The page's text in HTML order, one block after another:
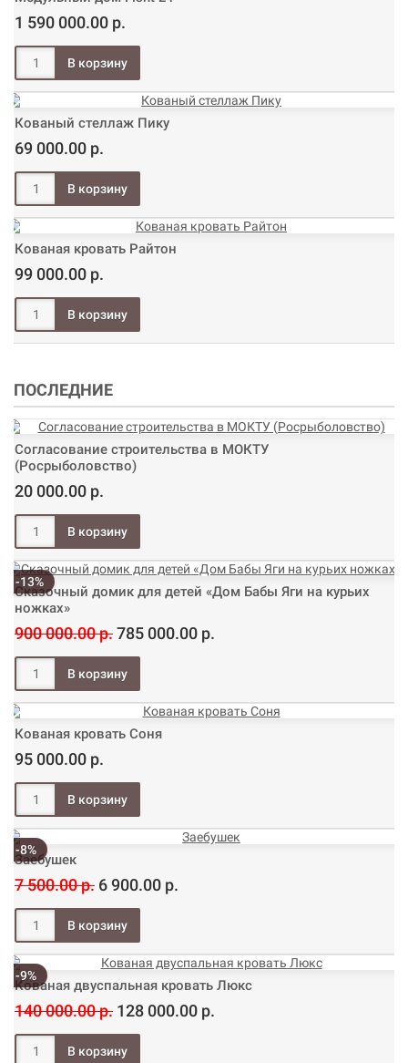
1 590 000.00 р.
Кованый стеллаж Пику
69 000.00 р.
Кованая кровать Райтон
99 000.00 р.
ПОСЛЕДНИЕ
Согласование строительства в МОКТУ
(Росрыболовство)
20 000.00 р.
-13%
Сказочный домик для детей «Дом Бабы Яги на курьих
ножках»
900 000.00 р.785 000.00 р.
Кованая кровать Соня
95 000.00 р.
-8%
Заебушек
7 500.00 р. 6 900.00 р.
-9%
Кованая двуспальная кровать Люкс
140 000.00 р. 128 000.00 р.